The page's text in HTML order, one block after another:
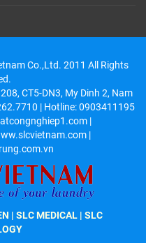
Co.,Ltd. 2011 All Rights
CT5-DN3, My Dinh 2, Nam
| Hotline: 0903411195
|
|
| SLC MEDICAL | SLC